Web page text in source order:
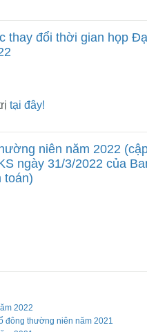
thay đổi thời gian họp
tại đây!
niên năm 2022
ngày 31/3/2022 của
toán)
2022
đông thường niên năm 2021